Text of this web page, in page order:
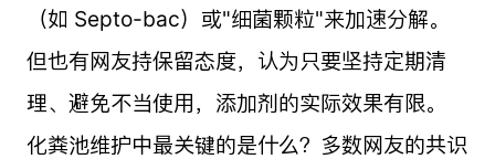
（如 Septo-bac）或"细菌颗粒"来加速分解。
但也有网友持保留态度，认为只要坚持定期清
理、避免不当使用，添加剂的实际效果有限。
化粪池维护中最关键的是什么？多数网友的共识